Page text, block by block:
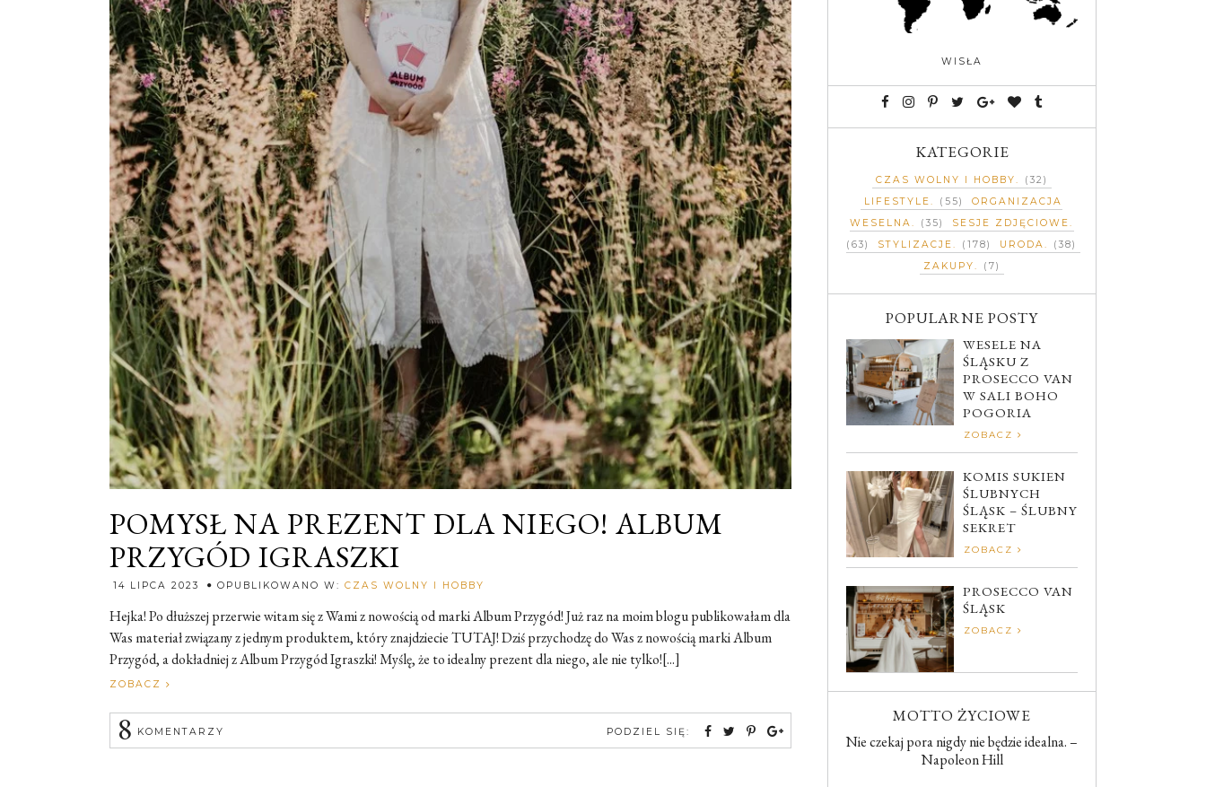
POMYSŁ NA PREZENT DLA NIEGO! ALBUM
PRZYGÓD IGRASZKI
14 LIPCA 2023 OPUBLIKOWANO W: CZAS WOLNY I HOBBY
Hejka! Po dłuższej przerwie witam się z Wami z nowością od marki Album Przygód! Już raz na moim blogu publikowałam dla
Was materiał związany z jednym produktem, który znajdziecie TUTAJ! Dziś przychodzę do Was z nowością marki Album
Przygód, a dokładniej z Album Przygód Igraszki! Myślę, że to idealny prezent dla niego, ale nie tylko![...]
ZOBACZ
8 KOMENTARZY PODZIEL SIĘ:
WISŁA
KATEGORIE
CZAS WOLNY I HOBBY
(32)
LIFESTYLE
(55)
ORGANIZACJA
WESELNA
(35)
SESJE ZDJĘCIOWE
(63)
STYLIZACJE (178) URODA
(38)
ZAKUPY
(7)
POPULARNE POSTY
WESELE NA
ŚLĄSKU Z
PROSECCO VAN
W SALI BOHO
POGORIA
ZOBACZ
KOMIS SUKIEN
ŚLUBNYCH
ŚLĄSK – ŚLUBNY
SEKRET
ZOBACZ
PROSECCO VAN
ŚLĄSK
ZOBACZ
MOTTO ŻYCIOWE
Nie czekaj pora nigdy nie będzie idealna. –
Napoleon Hill